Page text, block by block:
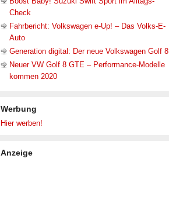
Check
Fahrbericht: Volkswagen e-Up! – Das Volks-E-
Auto
Generation digital: Der neue Volkswagen Golf 8
Neuer VW Golf 8 GTE – Performance-Modelle
kommen 2020
Werbung
Hier werben!
Anzeige